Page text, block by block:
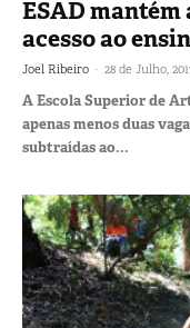
ESAD mantém
acesso ao
Joel Ribeiro - 28 de Julho,
A Escola Superior de
apenas menos duas
subtraídas ao...